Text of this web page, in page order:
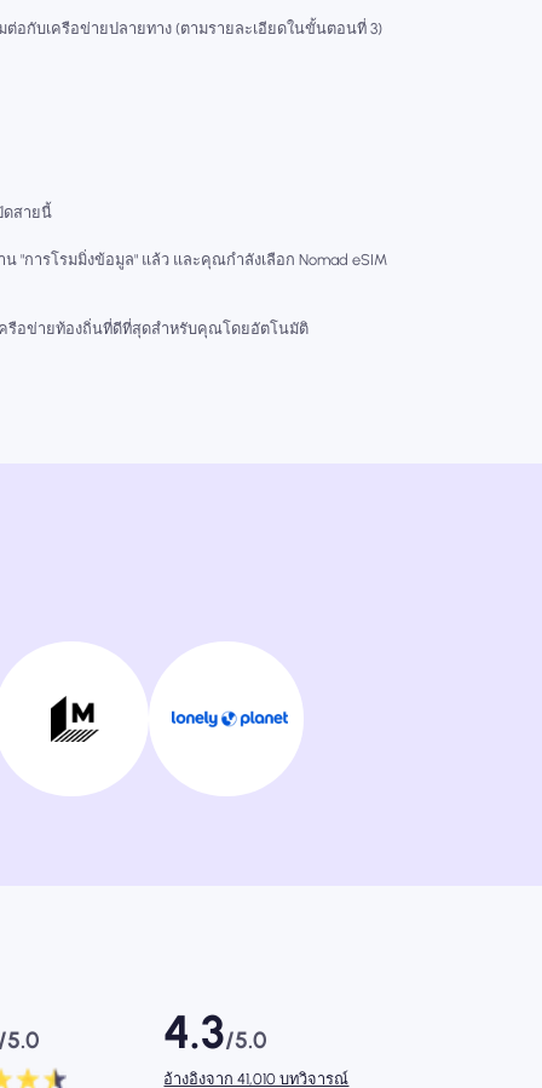
อกับเครือข่ายปลายทาง (ตามรายละเอียดในขั้นตอนที่ 3)
ดสายนี้
"การโรมมิ่งข้อมูล" แล้ว และคุณกำลังเลือก Nomad eSIM
ครือข่ายท้องถิ่นที่ดีที่สุดสำหรับคุณโดยอัตโนมัติ
5.0 4.3/5.0
อ้างอิงจาก 41,010 บทวิจารณ์